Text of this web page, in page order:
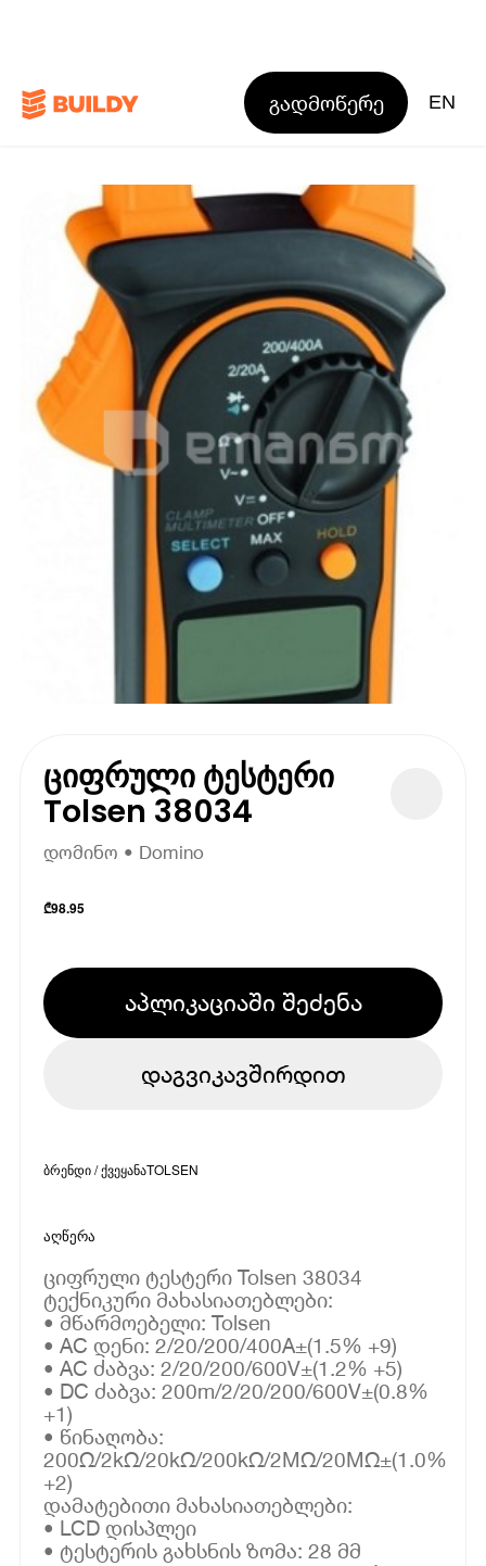
გადმოწერე EN
ციფრული ტესტერი
Tolsen 38034
დომინო • Domino
₾98.95
აპლიკაციაში შეძენა
დაგვიკავშირდით
ბრენდი / ქვეყანაTOLSEN
აღწერა
ციფრული ტესტერი Tolsen 38034
ტექნიკური მახასიათებლები:
• მწარმოებელი: Tolsen
• AC დენი: 2/20/200/400A±(1.5% +9)
• AC ძაბვა: 2/20/200/600V±(1.2% +5)
• DC ძაბვა: 200m/2/20/200/600V±(0.8%
+1)
• წინაღობა:
200Ω/2kΩ/20kΩ/200kΩ/2MΩ/20MΩ±(1.0%
+2)
დამატებითი მახასიათებლები:
• LCD დისპლეი
• ტესტერის გახსნის ზომა: 28 მმ